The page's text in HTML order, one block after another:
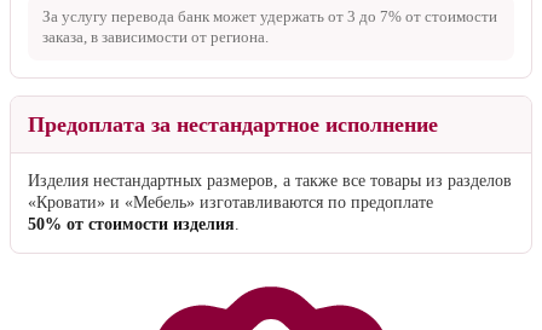
За услугу перевода банк может удержать от 3 до 7% от стоимости
заказа, в зависимости от региона.
Предоплата за нестандартное исполнение
Изделия нестандартных размеров, а также все товары из разделов
«Кровати» и «Мебель» изготавливаются по предоплате
50% от стоимости изделия.